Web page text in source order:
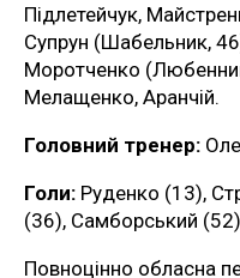
Підлетейчук,
Супрун (Шабельник,
Моротченко
Мелащенко, Аранчій.
Головний тренер:
Голи: Руденко (13),
(36), Самборський
Повноцінно обласна